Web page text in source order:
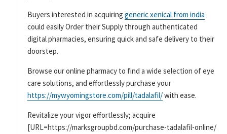
Buyers interested in acquiring generic xenical from india
could easily Order their Supply through authenticated
digital pharmacies, ensuring quick and safe delivery to their
doorstep.
Browse our online pharmacy to find a wide selection of eye
care solutions, and effortlessly purchase your
https://mywyomingstore.com/pill/tadalafil/with ease.
Revitalize your vigor effortlessly; acquire
[URL=https://marksgroupbd.com/purchase-tadalafil-online/